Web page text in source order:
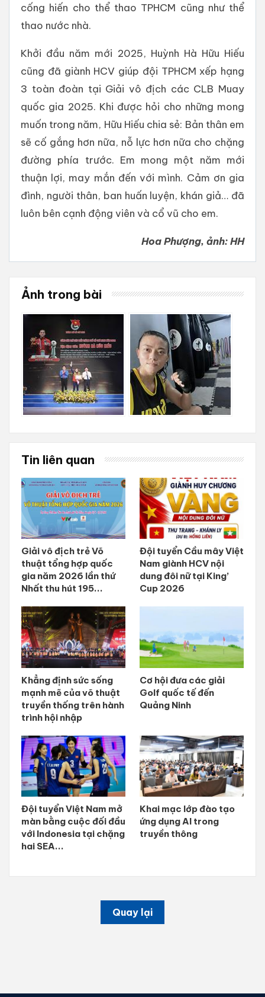
cống hiến cho thể thao TPHCM cũng như thể
thao nước nhà.
Khởi đầu năm mới 2025, Huỳnh Hà Hữu Hiếu
cũng đã giành HCV giúp đội TPHCM xếp hạng
3 toàn đoàn tại Giải vô địch các CLB Muay
quốc gia 2025. Khi được hỏi cho những mong
muốn trong năm, Hữu Hiếu chia sẻ: Bản thân em
sẽ cố gắng hơn nữa, nỗ lực hơn nữa cho chặng
đường phía trước. Em mong một năm mới
thuận lợi, may mắn đến với mình. Cảm ơn gia
đình, người thân, ban huấn luyện, khán giả… đã
luôn bên cạnh động viên và cổ vũ cho em.
Hoa Phượng, ảnh: HH
Ảnh trong bài
Tin liên quan
Giải vô địch trẻ Võ
thuật tổng hợp quốc
gia năm 2026 lần thứ
Nhất thu hút 195...
Đội tuyển Cầu mây Việt
Nam giành HCV nội
dung đôi nữ tại King’
Cup 2026
Khẳng định sức sống
mạnh mẽ của võ thuật
truyền thống trên hành
trình hội nhập
Cơ hội đưa các giải
Golf quốc tế đến
Quảng Ninh
Đội tuyển Việt Nam mở
màn bằng cuộc đối đầu
với Indonesia tại chặng
hai SEA...
Khai mạc lớp đào tạo
ứng dụng AI trong
truyền thông
Quay lại